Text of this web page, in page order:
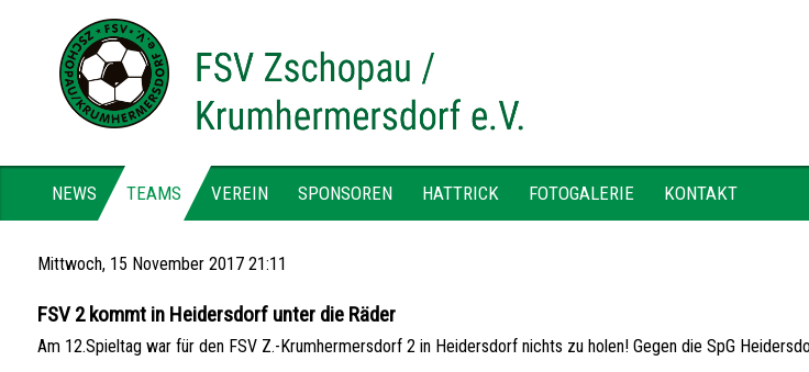
NEWS TEAMS VEREIN SPONSOREN HATTRICK FOTOGALERIE KONTAKT
Mittwoch, 15 November 2017 21:11
FSV 2 kommt in Heidersdorf unter die Räder
Am 12.Spieltag war für den FSV Z.-Krumhermersdorf 2 in Heidersdorf nichts zu holen! Gegen die SpG